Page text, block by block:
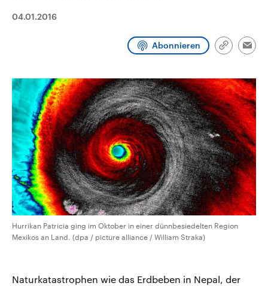
04.01.2016
Abonnieren
Link
Hurrikan Patricia ging im Oktober in einer dünnbesiedelten Region
Mexikos an Land. (dpa / picture alliance / William Straka)
Naturkatastrophen wie das Erdbeben in Nepal, der